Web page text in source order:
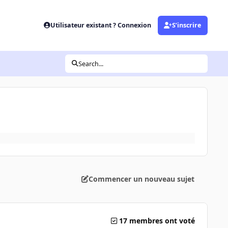
Utilisateur existant ? Connexion S’inscrire
Search...
Commencer un nouveau sujet
17 membres ont voté